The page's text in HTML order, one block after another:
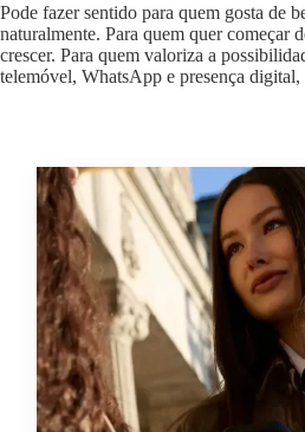
Pode fazer sentido para quem gosta de
naturalmente. Para quem quer começar
crescer. Para quem valoriza a
telemóvel, WhatsApp e presença